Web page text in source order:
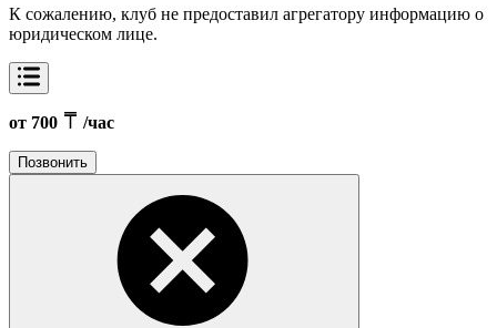
К сожалению, клуб не предоставил агрегатору информацию о
юридическом лице.
от 700 /час
Позвонить